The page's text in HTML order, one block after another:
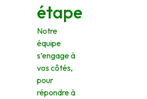
étape
Notre
équipe
s’engage à
vos côtés,
pour
répondre à